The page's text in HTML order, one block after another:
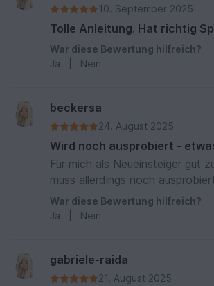
10. September 2025
Tolle Anleitung. Hat richtig
War diese Bewertung hilfreich?
Ja
Nein
beckersa
24. August 2025
Wird noch ausprobiert -
Für mich als Neueinsteiger gut
muss allerdings noch
War diese Bewertung hilfreich?
Ja
Nein
gabriele-raida
21. August 2025